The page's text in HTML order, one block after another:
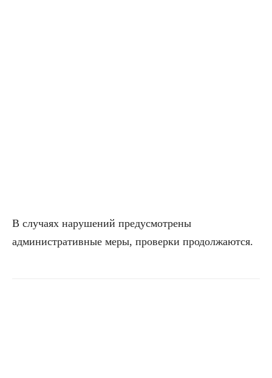
В случаях нарушений предусмотрены
административные меры, проверки продолжаются.